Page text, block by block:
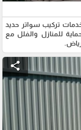
تركيب سواتر حديد
للمنازل والفلل مع
share